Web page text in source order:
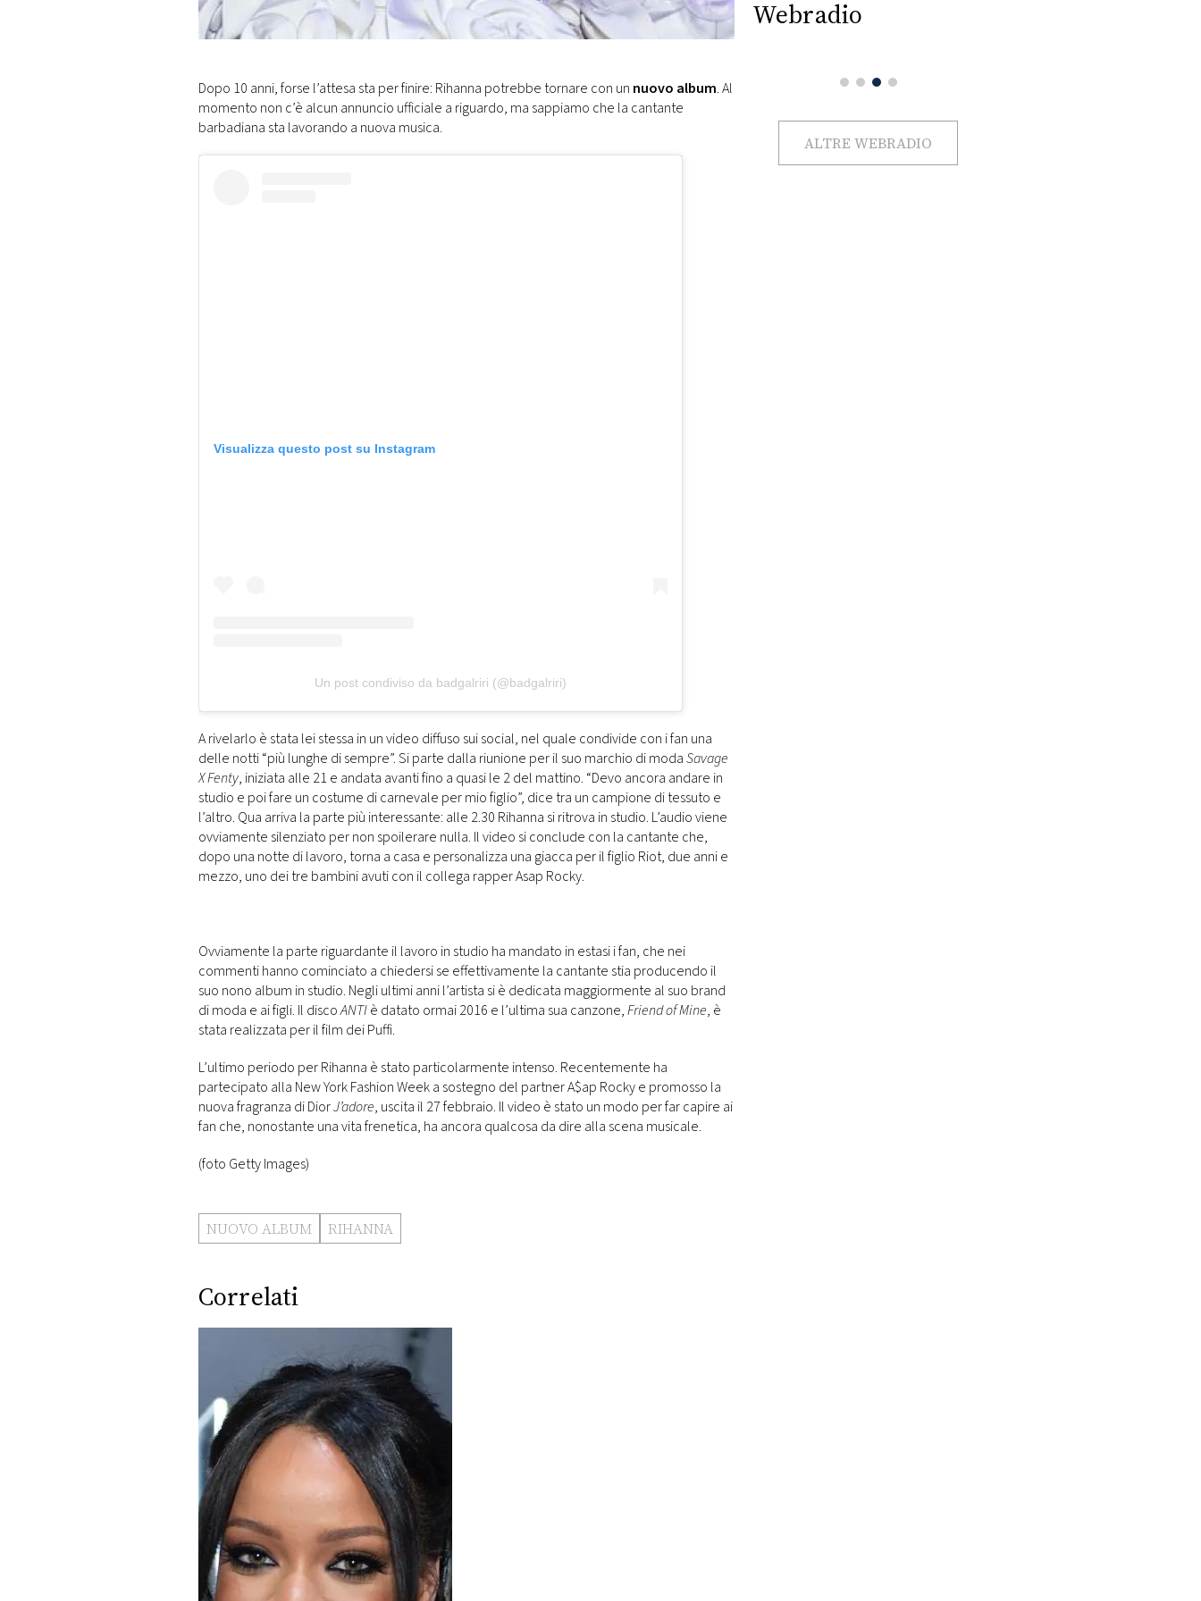
DI
MONACO
RMC
CONSIGLIA
Dopo 10 anni, forse l’attesa sta per finire: Rihanna potrebbe tornare con un nuovo album. Al
momento non c’è alcun annuncio ufficiale a riguardo, ma sappiamo che la cantante
barbadiana sta lavorando a nuova musica.
Visualizza questo post su Instagram
Un post condiviso da badgalriri (@badgalriri)
A rivelarlo è stata lei stessa in un video diffuso sui social, nel quale condivide con i fan una
delle notti “più lunghe di sempre”. Si parte dalla riunione per il suo marchio di modaSavage
X Fenty, iniziata alle 21 e andata avanti fino a quasi le 2 del mattino. “Devo ancora andare in
studio e poi fare un costume di carnevale per mio figlio”, dice tra un campione di tessuto e
l’altro. Qua arriva la parte più interessante: alle 2.30 Rihanna si ritrova in studio. L’audio viene
ovviamente silenziato per non spoilerare nulla. Il video si conclude con la cantante che,
dopo una notte di lavoro, torna a casa e personalizza una giacca per il figlio Riot, due anni e
mezzo, uno dei tre bambini avuti con il collega rapper Asap Rocky.
Ovviamente la parte riguardante il lavoro in studio ha mandato in estasi i fan, che nei
commenti hanno cominciato a chiedersi se effettivamente la cantante stia producendo il
suo nono album in studio. Negli ultimi anni l’artista si è dedicata maggiormente al suo brand
di moda e ai figli. Il discoANTIè datato ormai 2016 e l’ultima sua canzone,Friend of Mine, è
stata realizzata per il film dei Puffi.
L’ultimo periodo per Rihanna è stato particolarmente intenso. Recentemente ha
partecipato alla New York Fashion Week a sostegno del partner A$ap Rocky e promosso la
nuova fragranza di DiorJ’adore, uscita il 27 febbraio. Il video è stato un modo per far capire ai
fan che, nonostante una vita frenetica, ha ancora qualcosa da dire alla scena musicale.
(foto Getty Images)
NUOVO ALBUM RIHANNA
Correlati
Webradio
ALTRE WEBRADIO